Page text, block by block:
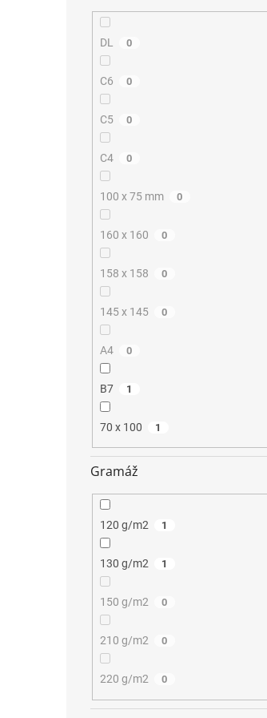
DL 0
C6 0
C5 0
C4 0
100 x 75 mm 0
160 x 160 0
158 x 158 0
145 x 145 0
A4 0
B7 1
70 x 100 1
Gramáž
120 g/m2 1
130 g/m2 1
150 g/m2 0
210 g/m2 0
220 g/m2 0